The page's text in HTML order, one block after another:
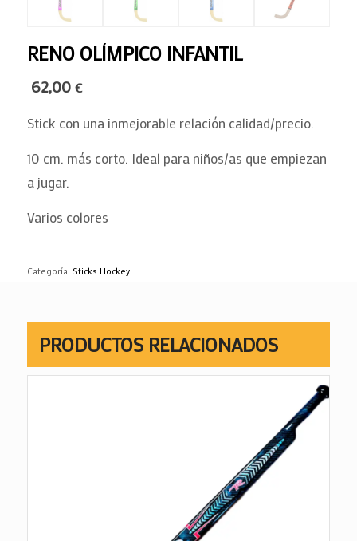
RENO OLÍMPICO INFANTIL
62,00 €
Stick con una inmejorable relación calidad/precio.
10 cm. más corto. Ideal para niños/as que empiezan
a jugar.
Varios colores
Categoría: Sticks Hockey
PRODUCTOS RELACIONADOS